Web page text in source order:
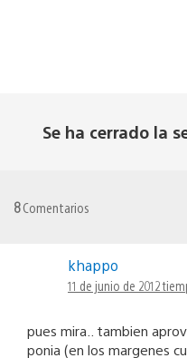
Se ha cerrado la
8Comentarios
khappo
11 de junio de 2012
pues mira.. tambien
ponia (en los margenes